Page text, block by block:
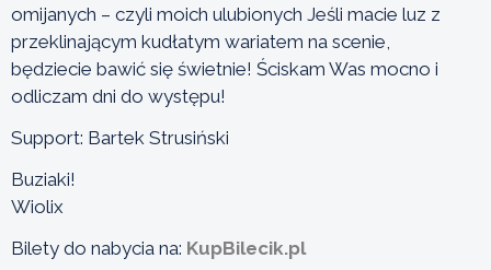
omijanych – czyli moich ulubionych Jeśli macie luz z
przeklinającym kudłatym wariatem na scenie,
będziecie bawić się świetnie! Ściskam Was mocno i
odliczam dni do występu!
Support: Bartek Strusiński
Buziaki!
Wiolix
Bilety do nabycia na: KupBilecik.pl